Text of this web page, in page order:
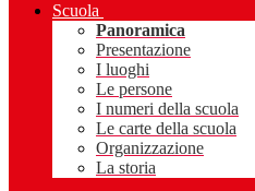
Scuola
Panoramica
Presentazione
I luoghi
Le persone
I numeri della scuola
Le carte della scuola
Organizzazione
La storia